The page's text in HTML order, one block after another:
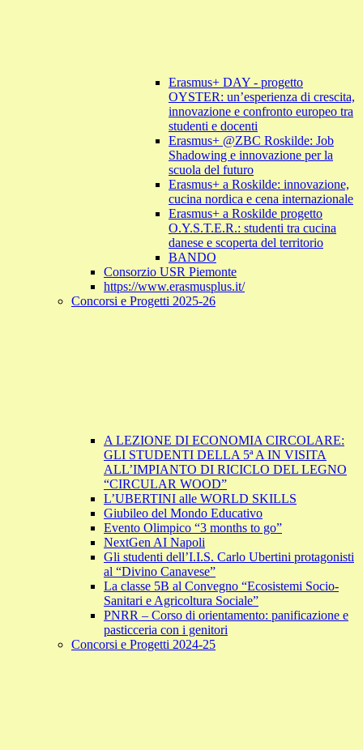
Erasmus+ DAY - progetto
OYSTER: un’esperienza di crescita,
innovazione e confronto europeo tra
studenti e docenti
Erasmus+ @ZBC Roskilde: Job
Shadowing e innovazione per la
scuola del futuro
Erasmus+ a Roskilde: innovazione,
cucina nordica e cena internazionale
Erasmus+ a Roskilde progetto
O.Y.S.T.E.R.: studenti tra cucina
danese e scoperta del territorio
BANDO
Consorzio USR Piemonte
https://www.erasmusplus.it/
Concorsi e Progetti 2025-26
A LEZIONE DI ECONOMIA CIRCOLARE:
GLI STUDENTI DELLA 5ª A IN VISITA
ALL’IMPIANTO DI RICICLO DEL LEGNO
“CIRCULAR WOOD”
L’UBERTINI alle WORLD SKILLS
Giubileo del Mondo Educativo
Evento Olimpico “3 months to go”
NextGen AI Napoli
Gli studenti dell’I.I.S. Carlo Ubertini protagonisti
al “Divino Canavese”
La classe 5B al Convegno “Ecosistemi Socio-
Sanitari e Agricoltura Sociale”
PNRR – Corso di orientamento: panificazione e
pasticceria con i genitori
Concorsi e Progetti 2024-25